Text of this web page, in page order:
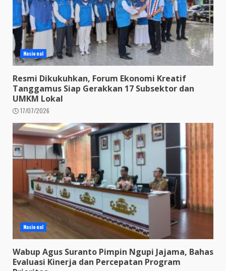
Nasional
Resmi Dikukuhkan, Forum Ekonomi Kreatif
Tanggamus Siap Gerakkan 17 Subsektor dan
UMKM Lokal
17/07/2026
Nasional
Wabup Agus Suranto Pimpin Ngupi Jajama, Bahas
Evaluasi Kinerja dan Percepatan Program